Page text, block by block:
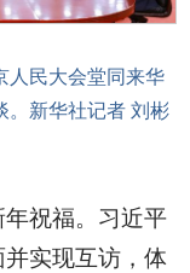
人民大会堂同来华
。新华社记者 刘彬
祝福。习近平
实现互访，体